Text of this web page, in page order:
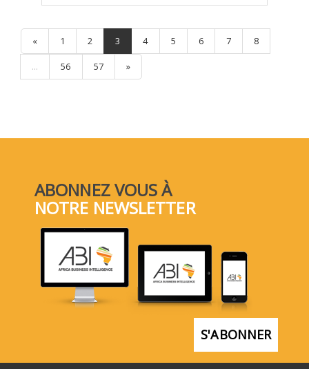
« 1 2 3 4 5 6 7 8
... 56 57 »
ABONNEZ VOUS À
NOTRE NEWSLETTER
S'ABONNER